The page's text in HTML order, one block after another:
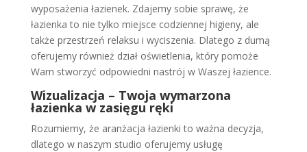
wyposażenia łazienek. Zdajemy sobie sprawę, że
łazienka to nie tylko miejsce codziennej higieny, ale
także przestrzeń relaksu i wyciszenia. Dlatego z dumą
oferujemy również dział oświetlenia, który pomoże
Wam stworzyć odpowiedni nastrój w Waszej łazience.
Wizualizacja – Twoja wymarzona
łazienka w zasięgu ręki
Rozumiemy, że aranżacja łazienki to ważna decyzja,
dlatego w naszym studio oferujemy usługę